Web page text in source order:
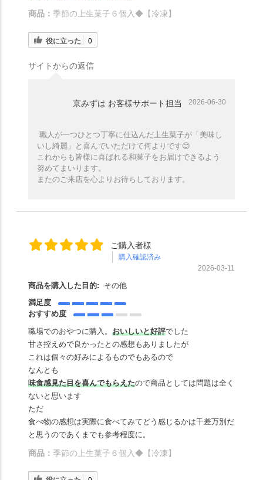
商品： 季節の上生菓子６個入◆【冷凍】
役に立った 0
サイトからの返信
京みずは お客様サポート担当 2026-06-30
職人が一つひとつ丁寧に仕込んだ上生菓子が「美味し
いし綺麗」と喜んでいただけて何よりです😊
これからも皆様に喜ばれる和菓子をお届けできるよう
努めてまいります。
またのご来店を心よりお待ちしております。
ご購入者様
購入確認済み
2026-03-11
商品を購入した目的:
その他
満足度
おすすめ度
職場でのおやつに購入。 おいしいと好評でした
甘さ控えめで良かったとの感想もありましたが
これは個々の好みによるものでもあるので
なんとも
味食感見た目を喜んでもらえたので商品としては問題は全く
ないと思います
ただ
食べ物の感想は実際に食べてみてどう感じるかは千差万別だ
と思うのであくまでも参考程度に。
商品： 季節の上生菓子６個入◆【冷凍】